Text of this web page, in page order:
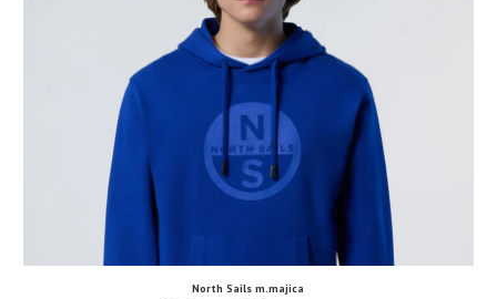
North Sails m.majica